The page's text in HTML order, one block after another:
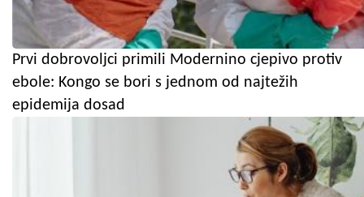
Prvi dobrovoljci primili Modernino cjepivo protiv
ebole: Kongo se bori s jednom od najtežih
epidemija dosad